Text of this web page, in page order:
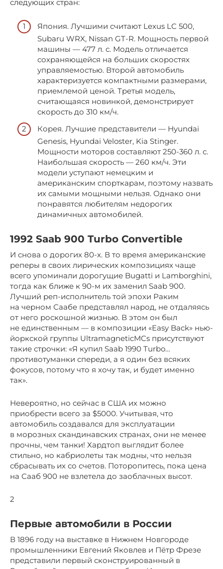
следующих стран:
Япония. Лучшими считают Lexus LC 500,
Subaru WRX, Nissan GT-R. Мощность первой
машины — 477 л. с. Модель отличается
сохраняющейся на больших скоростях
управляемостью. Второй автомобиль
характеризуется компактными размерами,
приемлемой ценой. Третья модель,
считающаяся новинкой, демонстрирует
скорость до 310 км/ч.
Корея. Лучшие представители — Hyundai
Genesis, Hyundai Veloster, Kia Stinger.
Мощности моторов составляют 250-360 л. с.
Наибольшая скорость — 260 км/ч. Эти
модели уступают немецким и
американским спорткарам, поэтому назвать
их самыми мощными нельзя. Однако они
понравятся любителям недорогих
динамичных автомобилей.
1992 Saab 900 Turbo Convertible
И снова о дорогих 80-х. В то время американские
реперы в своих лирических композициях чаще
всего упоминали дорогущие Bugatti и Lamborghini,
тогда как ближе к 90-м их заменил Saab 900.
Лучший реп-исполнитель той эпохи Раким
на черном Саабе представлял народ, не отдаляясь
от него роскошной жизнью. В этом он был
не единственным — в композиции «Easy Back» нью-
йоркской группы UltramagneticMCs присутствуют
такие строчки: «Я купил Saab 1990 Turbo…
противотуманки спереди, а я один без всяких
фокусов, потому что я хочу так, и будет именно
так».
Невероятно, но сейчас в США их можно
приобрести всего за $5000. Учитывая, что
автомобиль создавался для эксплуатации
в морозных скандинавских странах, они не менее
прочны, чем танки! Хардтоп выглядит более
стильно, но кабриолеты так модны, что нельзя
сбрасывать их со счетов. Поторопитесь, пока цена
на Сааб 900 не взлетела до заоблачных высот.
2
Первые автомобили в России
В 1896 году на выставке в Нижнем Новгороде
промышленники Евгений Яковлев и Пётр Фрезе
представили первый сконструированный в